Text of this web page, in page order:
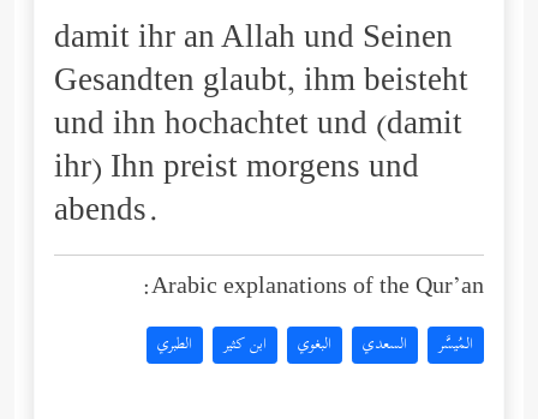
damit ihr an Allah und Seinen
Gesandten glaubt, ihm beisteht
und ihn hochachtet und (damit
ihr) Ihn preist morgens und
abends.
Arabic explanations of the Qur’an:
المُيسَّر السعدي البغوي ابن كثير الطبري